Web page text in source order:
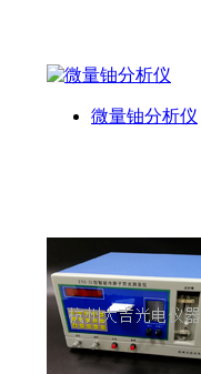
微量铀分析仪